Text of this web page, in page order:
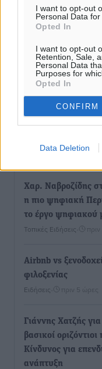
I want to opt-out
Personal Data for
Opted In
I want to opt-out
Retention, Sale,
Personal Data
Purposes for
Opted In
CONFIRM
Data Deletion
Καιρός «hot – dry
χώρα
Ειδήσεις
Δύο σχολεία της
αγάπης για τα
Τοπικές Ειδήσεις•
Τουρισμός: Με
Χαρ. Ναβροζίδης
η πιο ψηφιακή
το έργο ψηφιακού
Τοπικές Ειδήσεις πριν
Airbnb vs
φιλοξενίας
Ειδήσεις πριν 5 ώρες
Γιάννης Χατζής
βασικοί
Κίνδυνος για
ανάπτυξη